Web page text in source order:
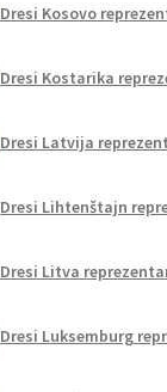
Dresi Kosovo
Dresi Kostarika
Dresi Latvija
Dresi Lihtenštajn
Dresi Litva
Dresi Luksemburg